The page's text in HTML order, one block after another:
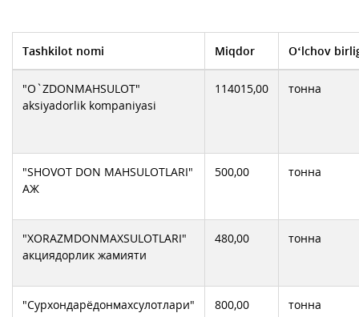
Tashkilot nomi Miqdor O‘lchov
"O`ZDONMAHSULOT"
aksiyadorlik komрaniyasi
114015,00 тонна
"SHOVOT DON MAHSULOTLARI"
АЖ
500,00 тонна
"XORAZMDONMAXSULOTLARI"
акциядорлик жамияти
480,00 тонна
"Сурхондарёдонмахсулотлари"
800,00 тонна